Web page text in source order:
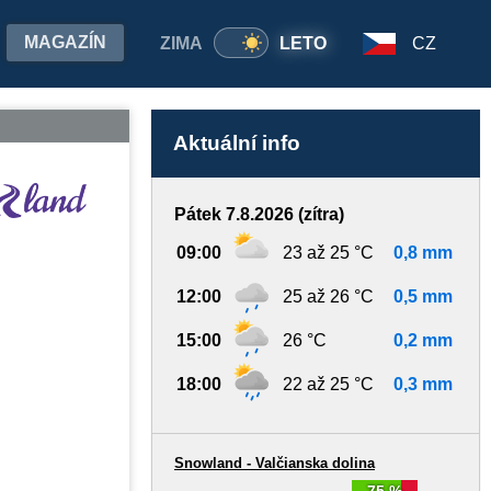
ZIMA LETO
MAGAZÍN CZ
Aktuální info
Pátek 7.8.2026 (zítra)
09:00 23 až 25 °C 0,8 mm
12:00 25 až 26 °C 0,5 mm
15:00 26 °C 0,2 mm
18:00 22 až 25 °C 0,3 mm
Snowland - Valčianska dolina